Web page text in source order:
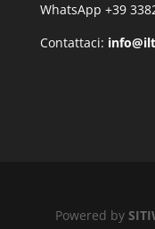
WhatsApp +39
Contattaci:
Powered by